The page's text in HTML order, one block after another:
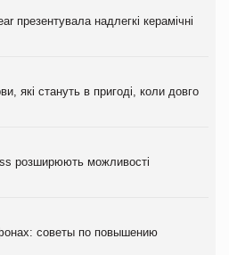
презентувала надлегкі керамічні
які стануть в пригоді, коли довго
розширюють можливості
советы по повышению